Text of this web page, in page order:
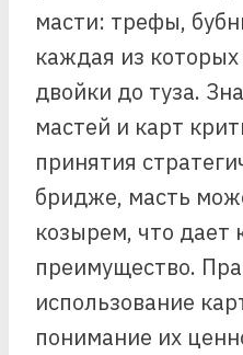
масти: трефы,
каждая из
двойки до туза.
мастей и карт
принятия
бридже, масть
козырем, что дает
преимущество.
использование
понимание их